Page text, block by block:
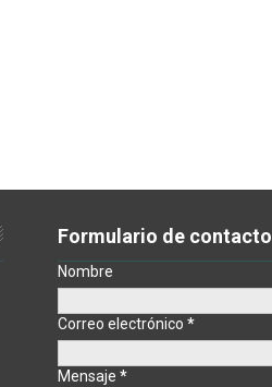
Formulario de contacto
Nombre
Correo electrónico *
Mensaje *